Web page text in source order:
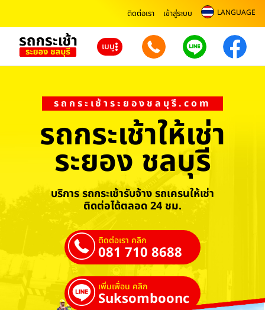
ติดต่อเรา เข้าสู่ระบบ LANGUAGE
เมนู
รถกระเช้าระยองชลบุรี.com
รถกระเช้าให้เช่า
ระยอง ชลบุรี
บริการ รถกระเช้ารับจ้าง รถเครนให้เช่า
ติดต่อได้ตลอด 24 ชม.
ติดต่อเรา คลิก
081 710 8688
เพิ่มเพื่อน คลิก
Suksombooncrane